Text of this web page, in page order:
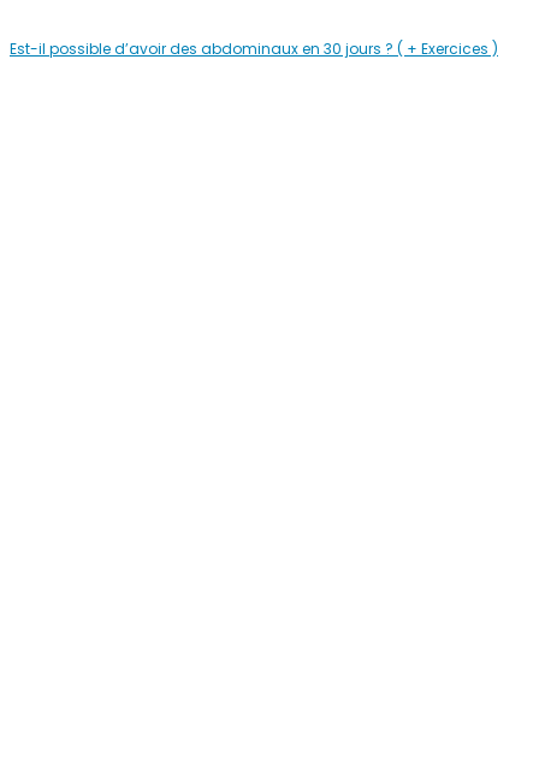
Est-il possible d’avoir des abdominaux en 30 jours ? ( + Exercices )